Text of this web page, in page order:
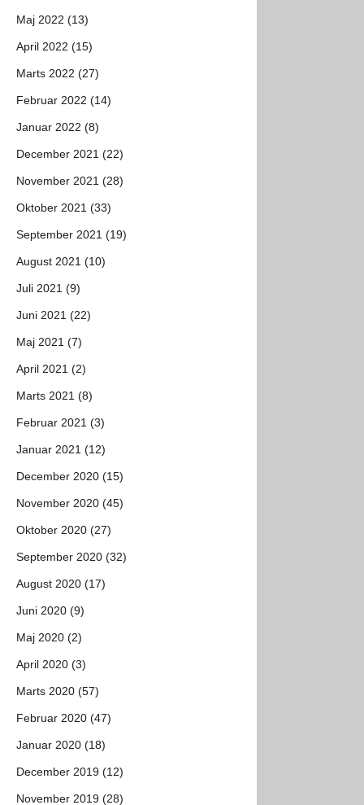
Maj 2022 (13)
April 2022 (15)
Marts 2022 (27)
Februar 2022 (14)
Januar 2022 (8)
December 2021 (22)
November 2021 (28)
Oktober 2021 (33)
September 2021 (19)
August 2021 (10)
Juli 2021 (9)
Juni 2021 (22)
Maj 2021 (7)
April 2021 (2)
Marts 2021 (8)
Februar 2021 (3)
Januar 2021 (12)
December 2020 (15)
November 2020 (45)
Oktober 2020 (27)
September 2020 (32)
August 2020 (17)
Juni 2020 (9)
Maj 2020 (2)
April 2020 (3)
Marts 2020 (57)
Februar 2020 (47)
Januar 2020 (18)
December 2019 (12)
November 2019 (28)